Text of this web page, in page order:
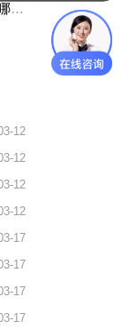
12
12
12
12
17
17
17
17